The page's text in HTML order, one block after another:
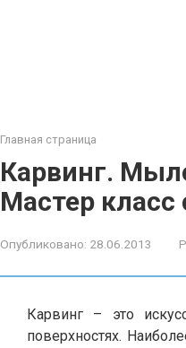
Главная страница
Карвинг.
Мастер
Опубликовано: 28.06.2013
Карвинг – это
поверхностях.